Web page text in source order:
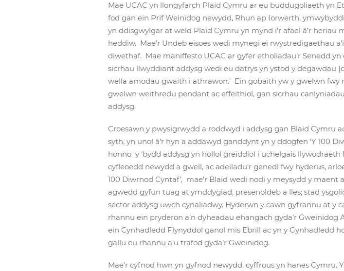
Mae UCAC yn llongyfarch Plaid Cymru ar eu buddugoliaeth yn
fod gan ein Prif Weinidog newydd, Rhun ap Iorwerth,
yn ddisgwylgar at weld Plaid Cymru yn mynd i’r afael â’r heriau
heddiw. Mae’r Undeb eisoes wedi mynegi ei rwystredigaethau
diwethaf. Mae maniffesto UCAC ar gyfer etholiadau’r Senedd
sicrhau llwyddiant addysg wedi eu datrys yn ystod y
wella amodau gwaith i athrawon.’ Ein gobaith yw y gwelwn
gwelwn weithredu pendant ac effeithiol, gan sicrhau
addysg.
Croesawn y pwysigrwydd a roddwyd i addysg gan Blaid Cymru
syth, yn unol â’r hyn a addawyd ganddynt yn y ddogfen ‘Y 100
honno y ‘bydd addysg yn hollol greiddiol i uchelgais
cyfleoedd newydd a gwell, ac adeiladu’r genedl fwy hyderus,
100 Diwrnod Cyntaf’, mae’r Blaid wedi nodi y meysydd y
agwedd gyfun tuag at ymddygiad, presenoldeb a lles; stad
sector addysg uwch cynaliadwy. Hyderwn y cawn gyfrannu at y
rhannu ein pryderon a’n dyheadau ehangach gyda’r
ein Cynhadledd Flynyddol ganol mis Ebrill ac yn y Gynhadledd
gallu eu rhannu a’u trafod gyda’r Gweinidog.
Mae’r cyfnod hwn yn gyfnod newydd, cyffrous yn hanes Cymru.